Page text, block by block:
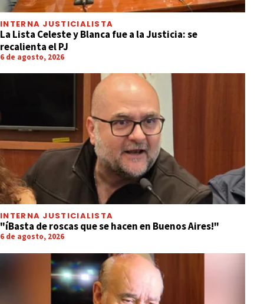
INTERNA JUSTICIALISTA
La Lista Celeste y Blanca fue a la Justicia: se
recalienta el PJ
6 de agosto, 2026
INTERNA JUSTICIALISTA
"íBasta de roscas que se hacen en Buenos Aires!"
6 de agosto, 2026